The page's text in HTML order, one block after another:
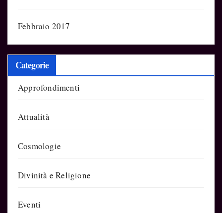
Febbraio 2017
Categorie
Approfondimenti
Attualità
Cosmologie
Divinità e Religione
Eventi